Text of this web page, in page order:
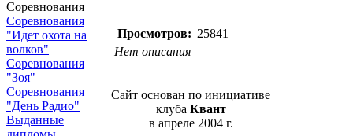
Соревнования
Соревнования
"Идет охота на
волков"
Соревнования
"Зоя"
Соревнования
"День Радио"
Выданные
Просмотров: 25841
Нет описания
Сайт основан по инициативе
клуба Квант
в апреле 2004 г.